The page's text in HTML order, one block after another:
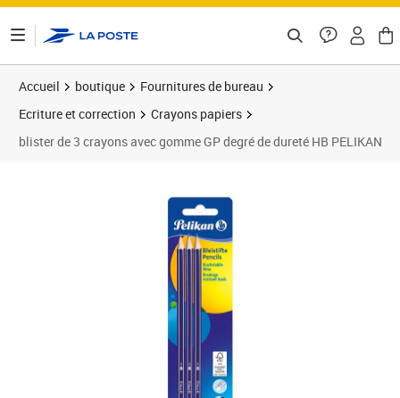
Accueil boutique
Fournitures de bureau
Ecriture et correction
Crayons papiers
blister de 3 crayons avec gomme GP degré de dureté HB PELIKAN